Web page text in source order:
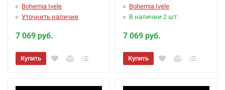
Bohemia Ivele
Уточнить наличие
7 069 руб.
Купить
Bohemia Ivele
В наличии 2 шт.
7 069 руб.
Купить